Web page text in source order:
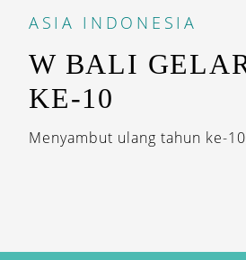
ASIA INDONESIA
W BALI
KE-10
Menyambut ulang tahun ke-